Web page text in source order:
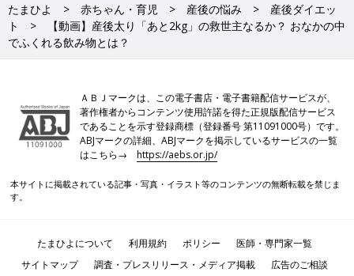
たまひよ 赤ちゃん・育児 産後の悩み
産後ダイエッ
ト
【動画】産後太り「あと2kg」の救世主なるか？ おなかの中
でふくれる飲み物とは？
ＡＢＪマークは、この電子書店・電子書籍配信サービスが、
著作権者からコンテンツ使用許諾を得た正規版配信サービス
であることを示す登録商標（登録番号 第11091000号）です。
ABJマークの詳細、ABJマークを掲示しているサービスの一覧
はこちら→https://aebs.or.jp/
本サイトに掲載されている記事・写真・イラスト等のコンテンツの無断転載を禁じま
す。
たまひよについて 利用規約 ポリシー
医師・専門家一覧
サイトマップ
調査・プレスリリース・メディア掲載 広告のご相談